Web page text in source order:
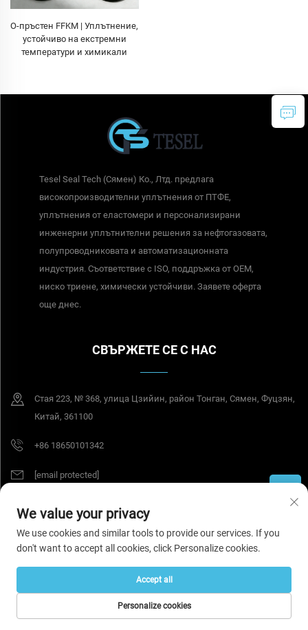
О-пръстен FFKM | Уплътнение,
устойчиво на екстремни
температури и химикали
Tesel Seal Tech (Сямен) Ко., Лтд. предлага
високопроизводителни уплътнения от ПТФЕ,
уплътнения от еластомери и персонализирани
инженерни уплътнителни решения за нефтогазовата,
полупроводниковата и автоматизационната
индустрия. Съответствие с ISO, поддръжка от OEM,
ниско триене, химически устойчиви. Заявете оферта
още днес.
СВЪРЖЕТЕ СЕ С НАС
Стая 223, № 368, улица Цзийин, район Тонган, Сямен, Фуцзян,
Китай, 361100
+86 18650101342
[email protected]
© 2026 Tesel Seal Tech (Сямен) Ко., Лтд. Всички права запазени.
Политика за поверителност
НАЧАЛНА
We value your privacy
We use cookies and similar tools to provide our services. If you
don't want to accept all cookies, click Personalize cookies.
Personalize cookies
Accept all